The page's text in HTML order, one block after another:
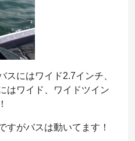
スにはワイド2.7インチ、
はワイド、ワイドツイン
すがバスは動いてます！